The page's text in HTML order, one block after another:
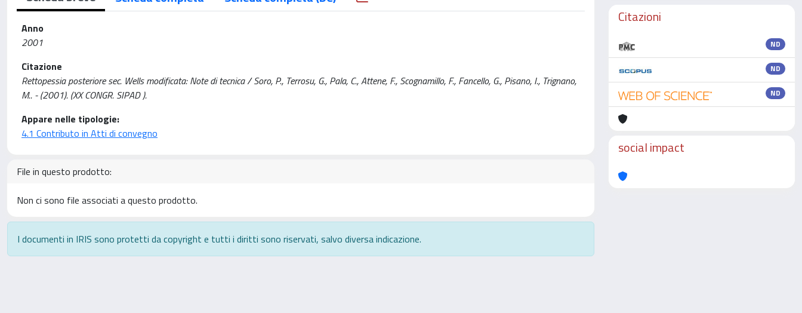
Anno
2001
Citazione
Rettopessia posteriore sec. Wells modificata: Note di tecnica / Soro, P., Terrosu, G., Pala, C., Attene, F., Scognamillo, F., Fancello, G., Pisano, I., Trignano,
M.. - (2001). (XX CONGR. SIPAD ).
Appare nelle tipologie:
4.1 Contributo in Atti di convegno
File in questo prodotto:
Non ci sono file associati a questo prodotto.
I documenti in IRIS sono protetti da copyright e tutti i diritti sono riservati, salvo diversa indicazione.
Citazioni
ND
ND
ND
social impact